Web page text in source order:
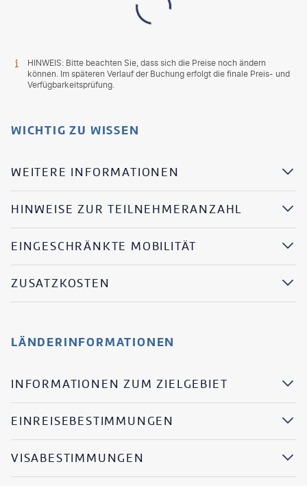
HINWEIS: Bitte beachten Sie, dass sich die Preise noch ändern
können. Im späteren Verlauf der Buchung erfolgt die finale Preis- und
Verfügbarkeitsprüfung.
WICHTIG ZU WISSEN
WEITERE INFORMATIONEN
HINWEISE ZUR TEILNEHMERANZAHL
EINGESCHRÄNKTE MOBILITÄT
ZUSATZKOSTEN
LÄNDERINFORMATIONEN
INFORMATIONEN ZUM ZIELGEBIET
EINREISEBESTIMMUNGEN
VISABESTIMMUNGEN